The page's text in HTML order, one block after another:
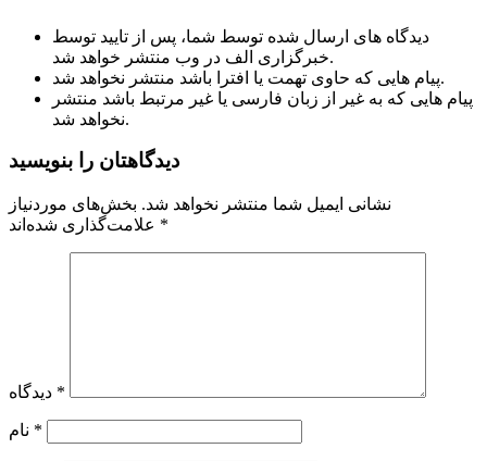
دیدگاه های ارسال شده توسط شما، پس از تایید توسط
خبرگزاری الف در وب منتشر خواهد شد.
پیام هایی که حاوی تهمت یا افترا باشد منتشر نخواهد شد.
پیام هایی که به غیر از زبان فارسی یا غیر مرتبط باشد منتشر
نخواهد شد.
دیدگاهتان را بنویسید
نشانی ایمیل شما منتشر نخواهد شد. بخش‌های موردنیاز
*
*
*